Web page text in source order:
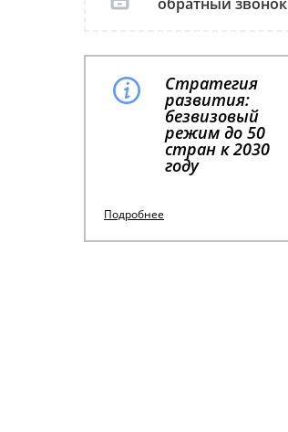
Стратегия
развития:
безвизовый
режим до 50
стран к 2030
году
Подробнее